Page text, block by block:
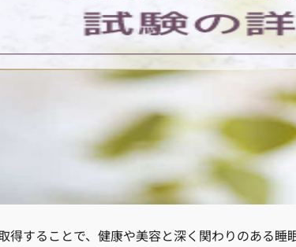
得することで、健康や美容と深く関わりのある